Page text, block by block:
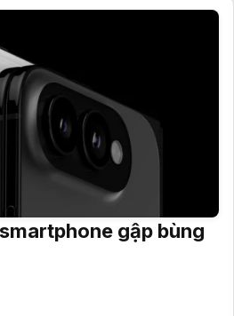
gập bùng